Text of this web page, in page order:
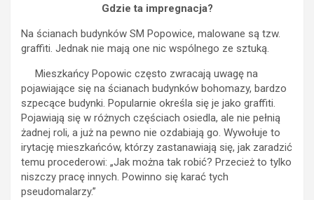
Gdzie ta impregnacja?
Na ścianach budynków SM Popowice, malowane są tzw.
graffiti. Jednak nie mają one nic wspólnego ze sztuką.
Mieszkańcy Popowic często zwracają uwagę na
pojawiające się na ścianach budynków bohomazy, bardzo
szpecące budynki. Popularnie określa się je jako graffiti.
Pojawiają się w różnych częściach osiedla, ale nie pełnią
żadnej roli, a już na pewno nie ozdabiają go. Wywołuje to
irytację mieszkańców, którzy zastanawiają się, jak zaradzić
temu procederowi: „Jak można tak robić? Przecież to tylko
niszczy pracę innych. Powinno się karać tych
pseudomalarzy.”